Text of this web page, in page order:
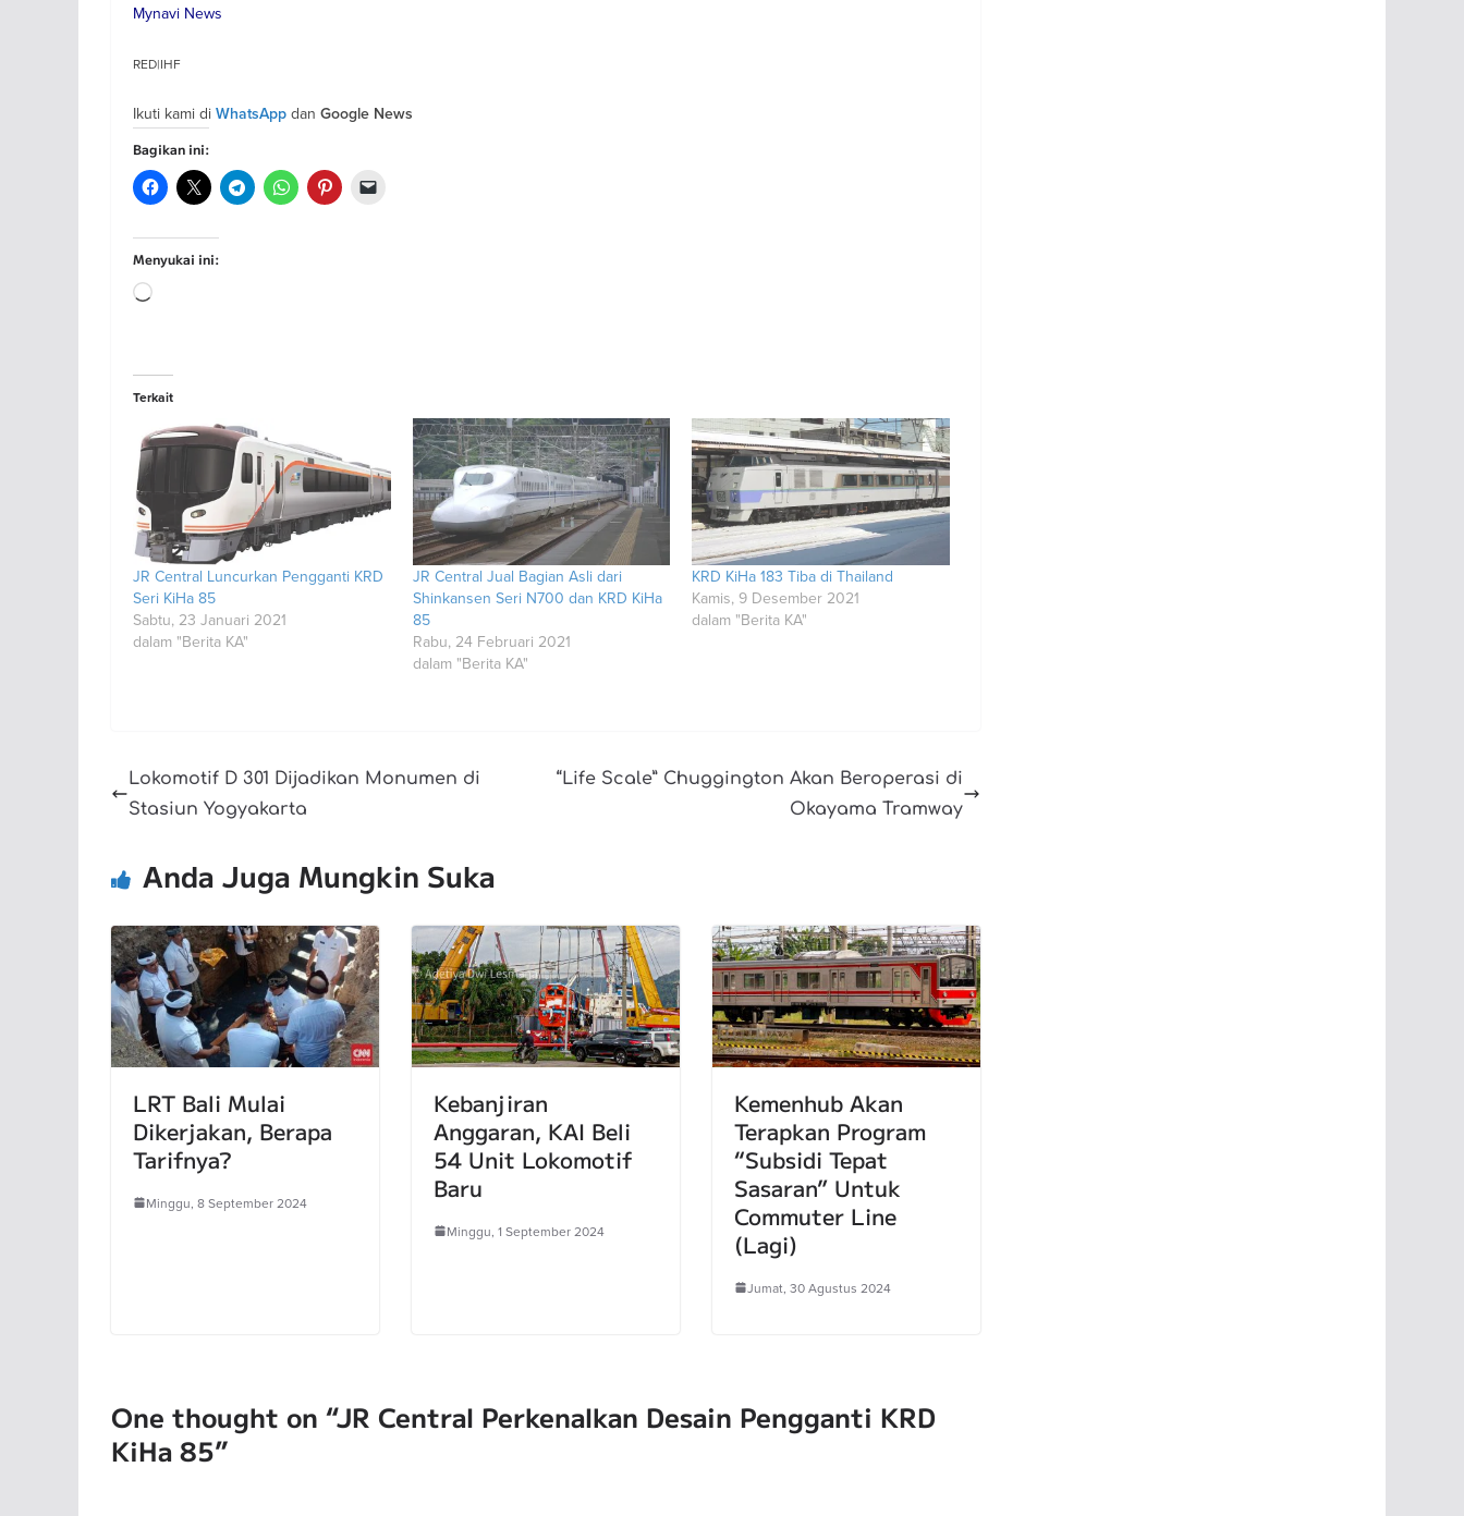
Mynavi News
RED|IHF
Ikuti kami di WhatsApp dan Google News
Bagikan ini:
Menyukai ini:
Memuat...
Terkait
JR Central Luncurkan Pengganti KRD
Seri KiHa 85
Sabtu, 23 Januari 2021
dalam "Berita KA"
JR Central Jual Bagian Asli dari
Shinkansen Seri N700 dan KRD KiHa
85
Rabu, 24 Februari 2021
dalam "Berita KA"
KRD KiHa 183 Tiba di Thailand
Kamis, 9 Desember 2021
dalam "Berita KA"
Lokomotif D 301 Dijadikan Monumen di
Stasiun Yogyakarta
“Life Scale” Chuggington Akan Beroperasi di
Okayama Tramway
Anda Juga Mungkin Suka
LRT Bali Mulai
Dikerjakan, Berapa
Tarifnya?
Minggu, 8 September 2024
Kebanjiran
Anggaran, KAI Beli
54 Unit Lokomotif
Baru
Minggu, 1 September 2024
Kemenhub Akan
Terapkan Program
“Subsidi Tepat
Sasaran” Untuk
Commuter Line
(Lagi)
Jumat, 30 Agustus 2024
One thought on “JR Central Perkenalkan Desain Pengganti KRD
KiHa 85”